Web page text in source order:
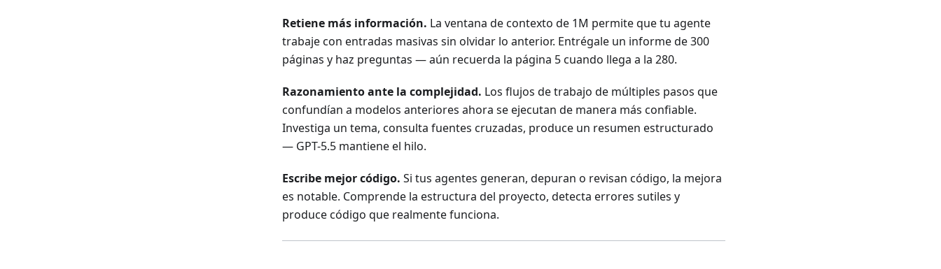
Retiene más información. La ventana de contexto de 1M permite que tu agente
trabaje con entradas masivas sin olvidar lo anterior. Entrégale un informe de 300
páginas y haz preguntas — aún recuerda la página 5 cuando llega a la 280.
Razonamiento ante la complejidad. Los flujos de trabajo de múltiples pasos que
confundían a modelos anteriores ahora se ejecutan de manera más confiable.
Investiga un tema, consulta fuentes cruzadas, produce un resumen estructurado
— GPT-5.5 mantiene el hilo.
Escribe mejor código. Si tus agentes generan, depuran o revisan código, la mejora
es notable. Comprende la estructura del proyecto, detecta errores sutiles y
produce código que realmente funciona.